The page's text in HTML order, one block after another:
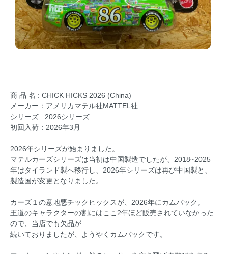
商 品 名 : CHICK HICKS 2026 (China)
メーカー：アメリカマテル社MATTEL社
シリーズ : 2026シリーズ
初回入荷：2026年3月
2026年シリーズが始まりました。
マテルカーズシリーズは当初は中国製造でしたが、2018~2025
年はタイランド製へ移行し、2026年シリーズは再び中国製と、
製造国が変更となりました。
カーズ１の意地悪チックヒックスが、2026年にカムバック。
王道のキャラクターの割にはここ2年ほど販売されていなかった
ので、当店でも欠品が
続いておりましたが、ようやくカムバックです。